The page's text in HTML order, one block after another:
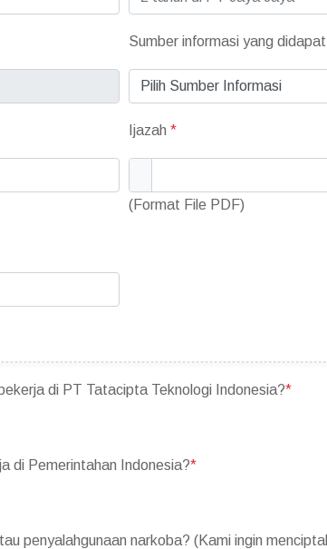
Sumber informasi yang didapat
Ijazah *
(Format File PDF)
di PT Tatacipta Teknologi Indonesia?*
di Pemerintahan Indonesia?*
penyalahgunaan narkoba? (Kami ingin